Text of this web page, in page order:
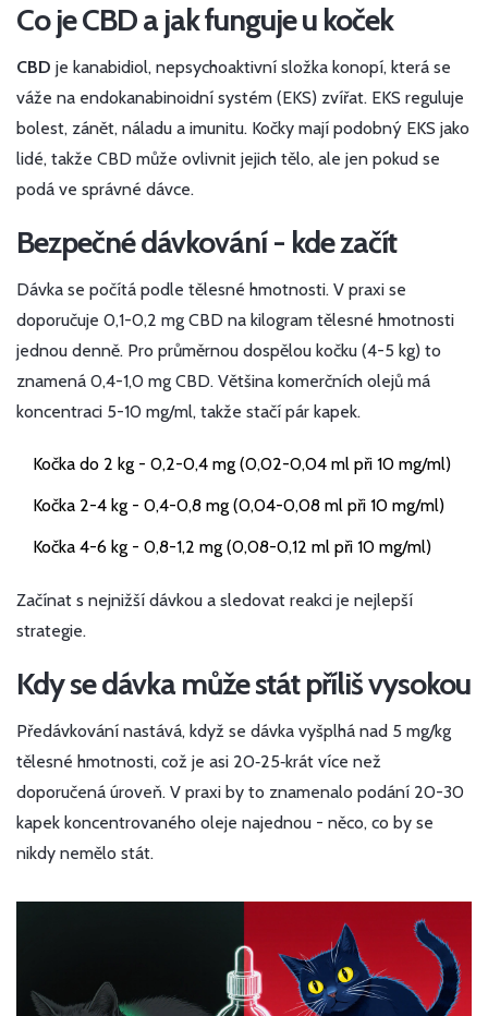
Co je CBD a jak funguje u koček
CBD je kanabidiol, nepsychoaktivní složka konopí, která se
váže na endokanabinoidní systém (EKS) zvířat. EKS reguluje
bolest, zánět, náladu a imunitu. Kočky mají podobný EKS jako
lidé, takže CBD může ovlivnit jejich tělo, ale jen pokud se
podá ve správné dávce.
Bezpečné dávkování - kde začít
Dávka se počítá podle tělesné hmotnosti. V praxi se
doporučuje 0,1-0,2 mg CBD na kilogram tělesné hmotnosti
jednou denně. Pro průměrnou dospělou kočku (4-5 kg) to
znamená 0,4-1,0 mg CBD. Většina komerčních olejů má
koncentraci 5-10 mg/ml, takže stačí pár kapek.
Kočka do 2 kg - 0,2-0,4 mg (0,02-0,04 ml při 10 mg/ml)
Kočka 2-4 kg - 0,4-0,8 mg (0,04-0,08 ml při 10 mg/ml)
Kočka 4-6 kg - 0,8-1,2 mg (0,08-0,12 ml při 10 mg/ml)
Začínat s nejnižší dávkou a sledovat reakci je nejlepší
strategie.
Kdy se dávka může stát příliš vysokou
Předávkování nastává, když se dávka vyšplhá nad 5 mg/kg
tělesné hmotnosti, což je asi 20‑25‑krát více než
doporučená úroveň. V praxi by to znamenalo podání 20-30
kapek koncentrovaného oleje najednou - něco, co by se
nikdy nemělo stát.